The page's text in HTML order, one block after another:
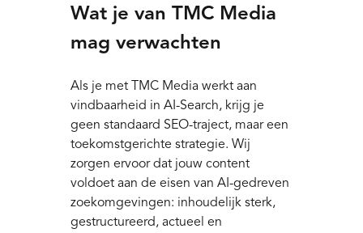
Wat je van TMC Media
mag verwachten
Als je met TMC Media werkt aan
vindbaarheid in AI-Search, krijg je
geen standaard SEO-traject, maar een
toekomstgerichte strategie. Wij
zorgen ervoor dat jouw content
voldoet aan de eisen van AI-gedreven
zoekomgevingen: inhoudelijk sterk,
gestructureerd, actueel en